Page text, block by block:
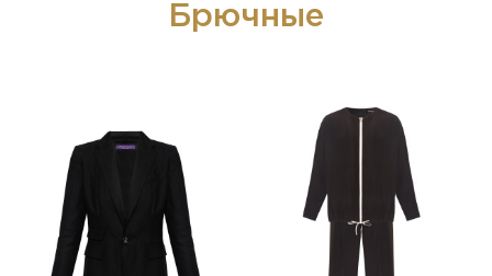
Брючные